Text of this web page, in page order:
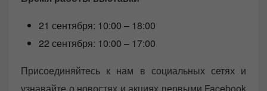
21 сентября: 10:00 – 18:00
22 сентября: 10:00 – 17:00
Присоединяйтесь к нам в социальных сетях и